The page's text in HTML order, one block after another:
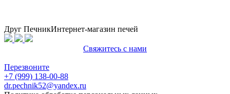
Друг ПечникИнтернет-магазин печей
Свяжитесь с нами
Перезвоните
+7 (999) 138-00-88
dr.pechnik52@yandex.ru